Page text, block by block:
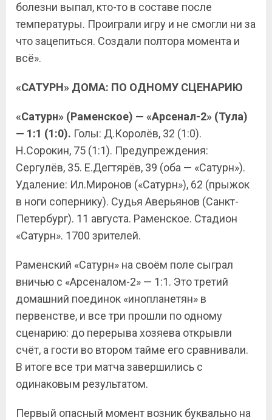
болезни выпал, кто-то в составе после
температуры. Проиграли игру и не смогли ни за
что зацепиться. Создали полтора момента и
всё».
«САТУРН» ДОМА: ПО ОДНОМУ СЦЕНАРИЮ
«Сатурн» (Раменское) — «Арсенал-2» (Тула)
— 1:1 (1:0). Голы: Д.Королёв, 32 (1:0).
Н.Сорокин, 75 (1:1). Предупреждения:
Сергулёв, 35. Е.Дегтярёв, 39 (оба — «Сатурн»).
Удаление: Ил.Миронов («Сатурн»), 62 (прыжок
в ноги сопернику). Судья Аверьянов (Санкт-
Петербург). 11 августа. Раменское. Стадион
«Сатурн». 1700 зрителей.
Раменский «Сатурн» на своём поле сыграл
вничью с «Арсеналом-2» — 1:1. Это третий
домашний поединок «инопланетян» в
первенстве, и все три прошли по одному
сценарию: до перерыва хозяева открывли
счёт, а гости во втором тайме его сравнивали.
В итоге все три матча завершились с
одинаковым результатом.
Первый опасный момент возник буквально на